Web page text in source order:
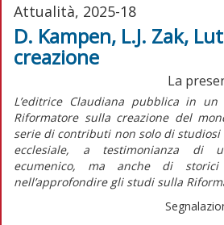
Attualità, 2025-18
D. Kampen, L.J. Zak,
creazione
La
L’editrice Claudiana pubblica in
Riformatore sulla creazione del
serie di contributi non solo di
ecclesiale, a testimonianza di
ecumenico, ma anche di
nell’approfondire gli studi sulla